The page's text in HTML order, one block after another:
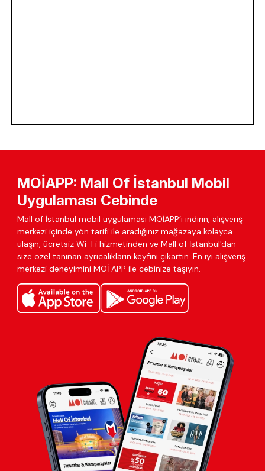
MOİAPP: Mall Of İstanbul Mobil
Uygulaması Cebinde
Mall of İstanbul mobil uygulaması MOİAPP’i indirin, alışveriş
merkezi içinde yön tarifi ile aradığınız mağazaya kolayca
ulaşın, ücretsiz Wi-Fi hizmetinden ve Mall of İstanbul'dan
size özel tanınan ayrıcalıkların keyfini çıkartın. En iyi alışveriş
merkezi deneyimini MOİ APP ile cebinize taşıyın.